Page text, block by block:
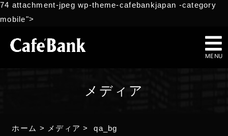
74 attachment-jpeg wp-theme-cafebankjapan -category
mobile">
MENU
メディア
ホーム > メディア >qa_bg